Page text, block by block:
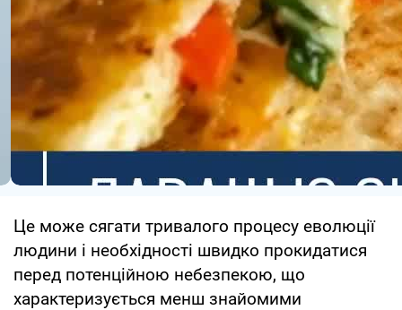
Це може сягати тривалого процесу еволюції
людини і необхідності швидко прокидатися
перед потенційною небезпекою, що
характеризується менш знайомими